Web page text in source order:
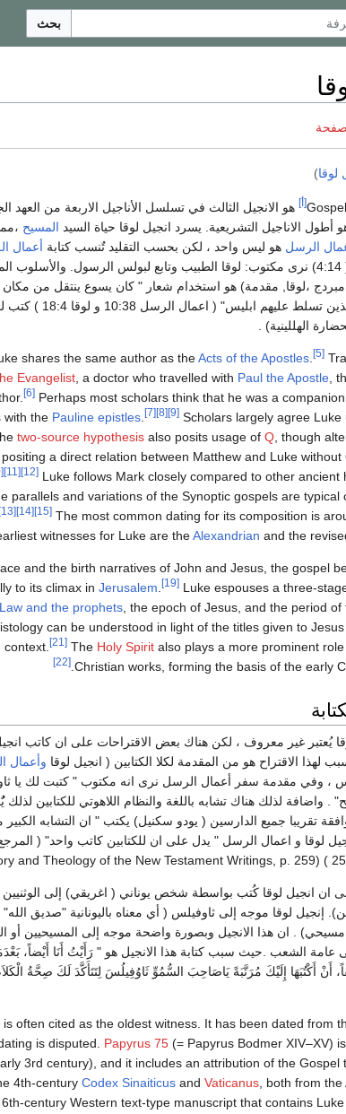
بحث
لوقا)
[أ] هو الانجيل الثالث في تسلسل الأناجيل الاربعة من العهد
أطول الاناجيل التشريعية. يسرد انجيل لوقا حياة السيد المسيح
الرسل هو ليس واحد ، لكن بحسب التقليد تٌنسب كتابة أعمال
في رسالة كولوسي ( 4:14) نرى مكتوب: لوقا الطبيب وتابع لبولس الرسول.
،لوقا, مقدمة) هو استخدام شعار " كان يسوع ينتقل من
الخير ويشفي جميع الذين تسلط
الهللينية) .
shares the same author as theActs of the Apostles [5]
Evangelist , a doctor who travelled with Paul the Apostle ,
[6] Perhaps most scholars think that he was a
with the Pauline epistles [7] [8] [9] Scholars largely agree Luke
two-source hypothesis also posits usage of Q , though
positing a direct relation between Matthew and Luke without
[10] [11] [12] Luke follows Mark closely compared to other ancient
parallels and variations of the Synoptic gospels are typical
[13] [14] [15] The most common dating for its composition is
witnesses for Luke are theAlexandrian and the
and the birth narratives of John and Jesus, the gospel
to its climax in Jerusalem [19] Luke espouses a three-
Law and the prophets , the epoch of Jesus, and the period of
can be understood in light of the titles given to
[21] The Holy Spirit also plays a more prominent
Christian works, forming the basis of the early
[22]
يُعتبر غير معروف ، لكن هناك بعض الاقتراحات على ان كاتب
لهذا الاقتراح هو من المقدمة لكلا الكتابين ( انجيل لوقا وأعمال
، وفي مقدمة سفر أعمال الرسل نرى انه مكتوب " كتبت لك يا
. واضافة لذلك هناك تشابه باللغة والنظام اللاهوتي للكتابين
تقريبا جميع الدارسين ( يودو سكنيل) يكتب " ان التشابه
لوقا و اعمال الرسل " يدل على ان للكتابين كاتب واحد" (
ان انجيل لوقا كُتب بواسطة شخص يوناني ( اغريقي) إلى الوثنيين
إنجيل لوقا موجه إلى ثاوفيلس ( أي معناه باليونانية "صديق
. ان هذا الانجيل وبصورة واضحة موجه إلى المسيحيين أو
عامة الشعب .حيث سبب كتابة هذا الانجيل هو " رَأَيْتُ أَنَا
أَنْ أَكْتُبَهَا إِلَيْكَ مُرَتَّبَةً يَاصَاحِبَ السُّمُوِّ ثَاوُفِيلُسَ لِتَتَأَكَّدَ لَكَ صِحَّةُ
is often cited as the oldest witness. It has been dated from
is disputed. Papyrus 75 (= Papyrus Bodmer XIV–XV)
3rd century), and it includes an attribution of the Gospel
4th-century Codex Sinaiticus and Vaticanus, both from the
century Western text-type manuscript that contains Luke